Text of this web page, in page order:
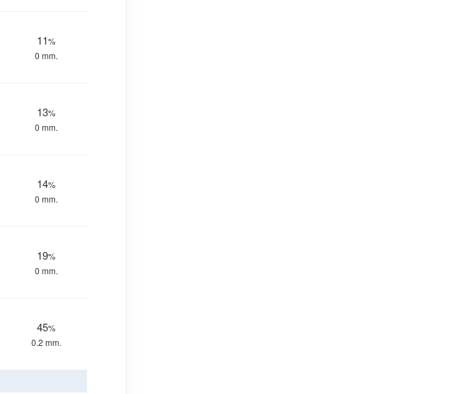
11%
0 mm.
13%
0 mm.
14%
0 mm.
19%
0 mm.
45%
0.2 mm.